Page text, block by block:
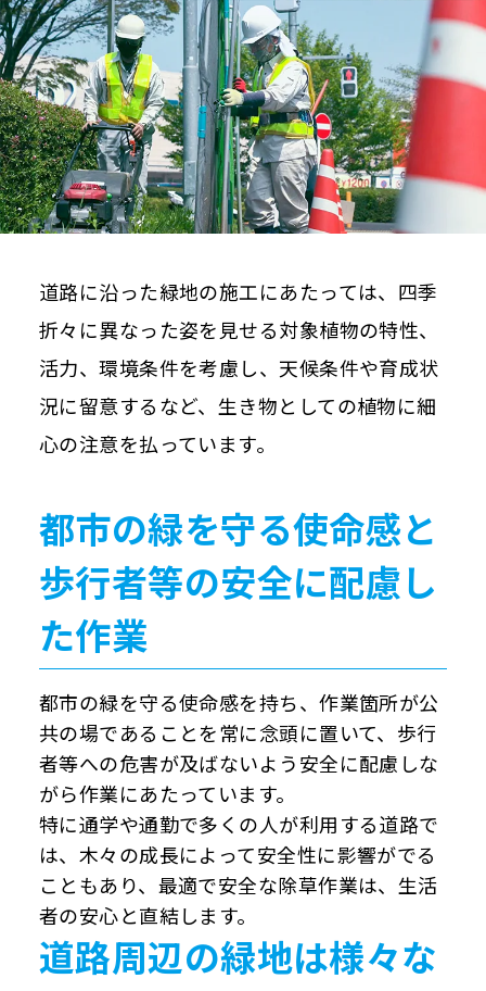
道路に沿った緑地の施工にあたっては、四季
折々に異なった姿を見せる対象植物の特性、
活力、環境条件を考慮し、天候条件や育成状
況に留意するなど、生き物としての植物に細
心の注意を払っています。
都市の緑を守る使命感と
歩行者等の安全に配慮し
た作業
都市の緑を守る使命感を持ち、作業箇所が公
共の場であることを常に念頭に置いて、歩行
者等への危害が及ばないよう安全に配慮しな
がら作業にあたっています。
特に通学や通勤で多くの人が利用する道路で
は、木々の成長によって安全性に影響がでる
こともあり、最適で安全な除草作業は、生活
者の安心と直結します。
道路周辺の緑地は様々な